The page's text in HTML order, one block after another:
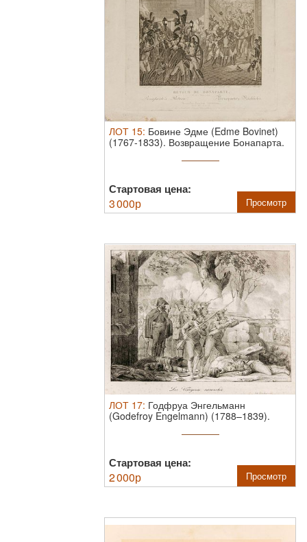
ЛОТ 15: Бовине Эдме (Edme Bovinet)
(1767-1833). Возвращение Бонапарта.
Стартовая цена:
3 000р Просмотр
ЛОТ 17: Годфруа Энгельманн
(Godefroy Engelmann) (1788–1839).
Стартовая цена:
2 000р Просмотр